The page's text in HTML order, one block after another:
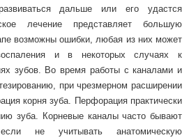
дальше или его удастся
лечение представляет большую
возможны ошибки, любая из них может
и в некоторых случаях к
зубов. Во время работы с каналами и
при чрезмерном расширении
корня зуба. Перфорация практически
зуба. Корневые каналы часто бывают
не учитывать анатомическую